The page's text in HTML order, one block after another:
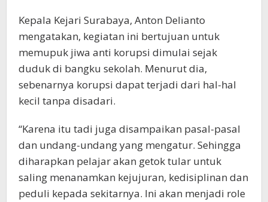
Kepala Kejari Surabaya, Anton Delianto
mengatakan, kegiatan ini bertujuan untuk
memupuk jiwa anti korupsi dimulai sejak
duduk di bangku sekolah. Menurut dia,
sebenarnya korupsi dapat terjadi dari hal-hal
kecil tanpa disadari.
“Karena itu tadi juga disampaikan pasal-pasal
dan undang-undang yang mengatur. Sehingga
diharapkan pelajar akan getok tular untuk
saling menanamkan kejujuran, kedisiplinan dan
peduli kepada sekitarnya. Ini akan menjadi role